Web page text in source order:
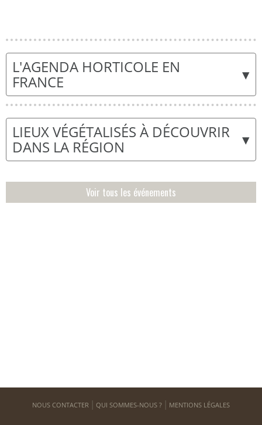
▾
L'AGENDA HORTICOLE EN
FRANCE
▾
LIEUX VÉGÉTALISÉS À DÉCOUVRIR
DANS LA RÉGION
Voir tous les événements
NOUS CONTACTER QUI SOMMES-NOUS ? MENTIONS LÉGALES